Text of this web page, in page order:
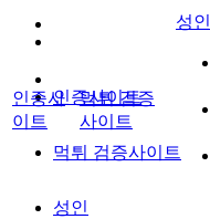
인증사이트
먹튀 검증사이트
성인
인증사
이트
먹튀 검증
사이트
성인